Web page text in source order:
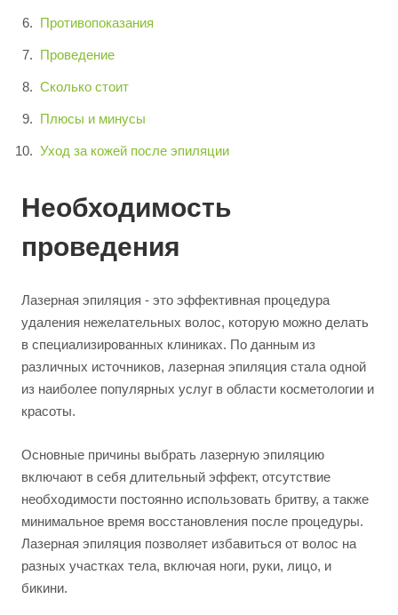
Противопоказания
Проведение
Сколько стоит
Плюсы и минусы
Уход за кожей после эпиляции
Необходимость
проведения
Лазерная эпиляция - это эффективная процедура
удаления нежелательных волос, которую можно делать
в специализированных клиниках. По данным из
различных источников, лазерная эпиляция стала одной
из наиболее популярных услуг в области косметологии и
красоты.
Основные причины выбрать лазерную эпиляцию
включают в себя длительный эффект, отсутствие
необходимости постоянно использовать бритву, а также
минимальное время восстановления после процедуры.
Лазерная эпиляция позволяет избавиться от волос на
разных участках тела, включая ноги, руки, лицо, и
бикини.